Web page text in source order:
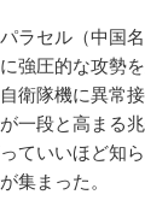
ラセル（中国
強圧的な攻勢
衛隊機に異常
一段と高まる
ていいほど知
集まった。